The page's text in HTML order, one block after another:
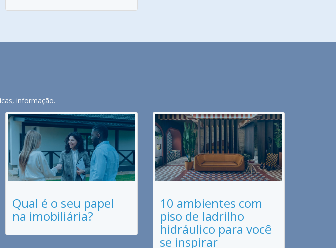
informação.
Qual é o seu papel
na imobiliária?
10 ambientes com
piso de ladrilho
hidráulico para você
se inspirar